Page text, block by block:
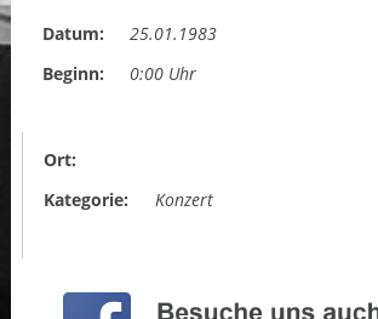
Datum:
25.01.1983
Beginn:
0:00 Uhr
Ort:
Kategorie:
Konzert